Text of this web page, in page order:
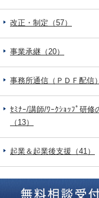
改正・制定（57）
事業承継（20）
事務所通信（ＰＤＦ配信
ｾﾐﾅｰ/講師/ﾜｰｸｼｮｯﾌﾟ研修
（13）
起業＆起業後支援（41）